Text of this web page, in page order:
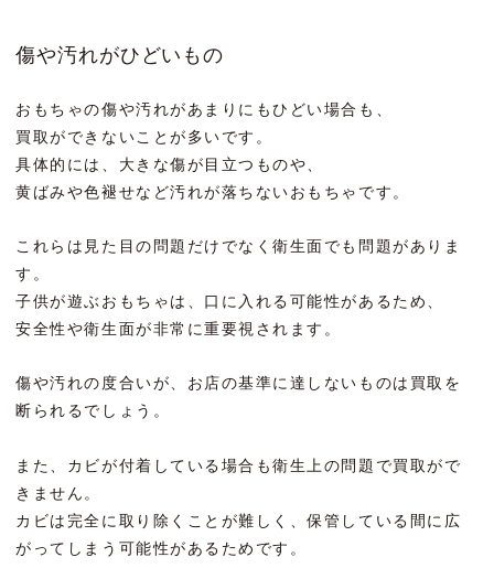
傷や汚れがひどいもの
おもちゃの傷や汚れがあまりにもひどい場合も、
買取ができないことが多いです。
具体的には、大きな傷が目立つものや、
黄ばみや色褪せなど汚れが落ちないおもちゃです。
これらは見た目の問題だけでなく衛生面でも問題がありま
す。
子供が遊ぶおもちゃは、口に入れる可能性があるため、
安全性や衛生面が非常に重要視されます。
傷や汚れの度合いが、お店の基準に達しないものは買取を
断られるでしょう。
また、カビが付着している場合も衛生上の問題で買取がで
きません。
カビは完全に取り除くことが難しく、保管している間に広
がってしまう可能性があるためです。